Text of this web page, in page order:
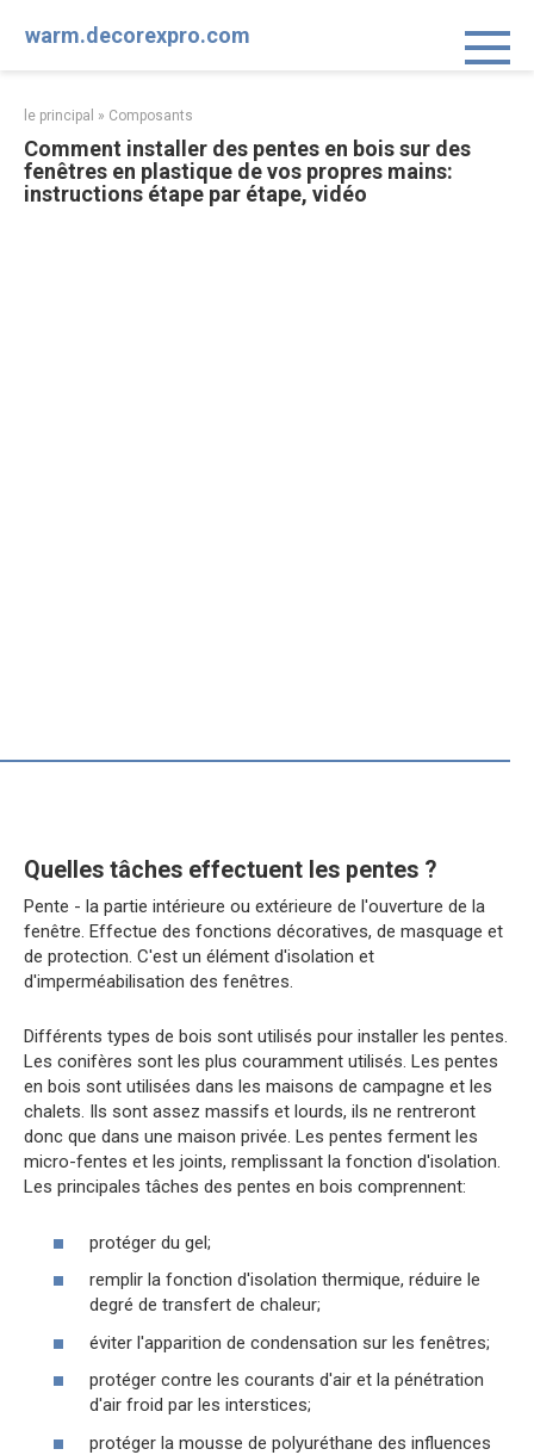
warm.decorexpro.com
le principal » Composants
Comment installer des pentes en bois sur des
fenêtres en plastique de vos propres mains:
instructions étape par étape, vidéo
Quelles tâches effectuent les pentes ?
Pente - la partie intérieure ou extérieure de l'ouverture de la
fenêtre. Effectue des fonctions décoratives, de masquage et
de protection. C'est un élément d'isolation et
d'imperméabilisation des fenêtres.
Différents types de bois sont utilisés pour installer les pentes.
Les conifères sont les plus couramment utilisés. Les pentes
en bois sont utilisées dans les maisons de campagne et les
chalets. Ils sont assez massifs et lourds, ils ne rentreront
donc que dans une maison privée. Les pentes ferment les
micro-fentes et les joints, remplissant la fonction d'isolation.
Les principales tâches des pentes en bois comprennent:
protéger du gel;
remplir la fonction d'isolation thermique, réduire le
degré de transfert de chaleur;
éviter l'apparition de condensation sur les fenêtres;
protéger contre les courants d'air et la pénétration
d'air froid par les interstices;
protéger la mousse de polyuréthane des influences